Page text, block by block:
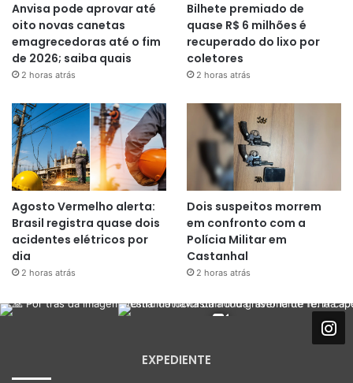
Anvisa pode aprovar até
oito novas canetas
emagrecedoras até o fim
de 2026; saiba quais
2 horas atrás
Bilhete premiado de
quase R$ 6 milhões é
recuperado do lixo por
coletores
2 horas atrás
Agosto Vermelho alerta:
Brasil registra quase dois
acidentes elétricos por
dia
2 horas atrás
Dois suspeitos morrem
em confronto com a
Polícia Militar em
Castanhal
2 horas atrás
EXPEDIENTE